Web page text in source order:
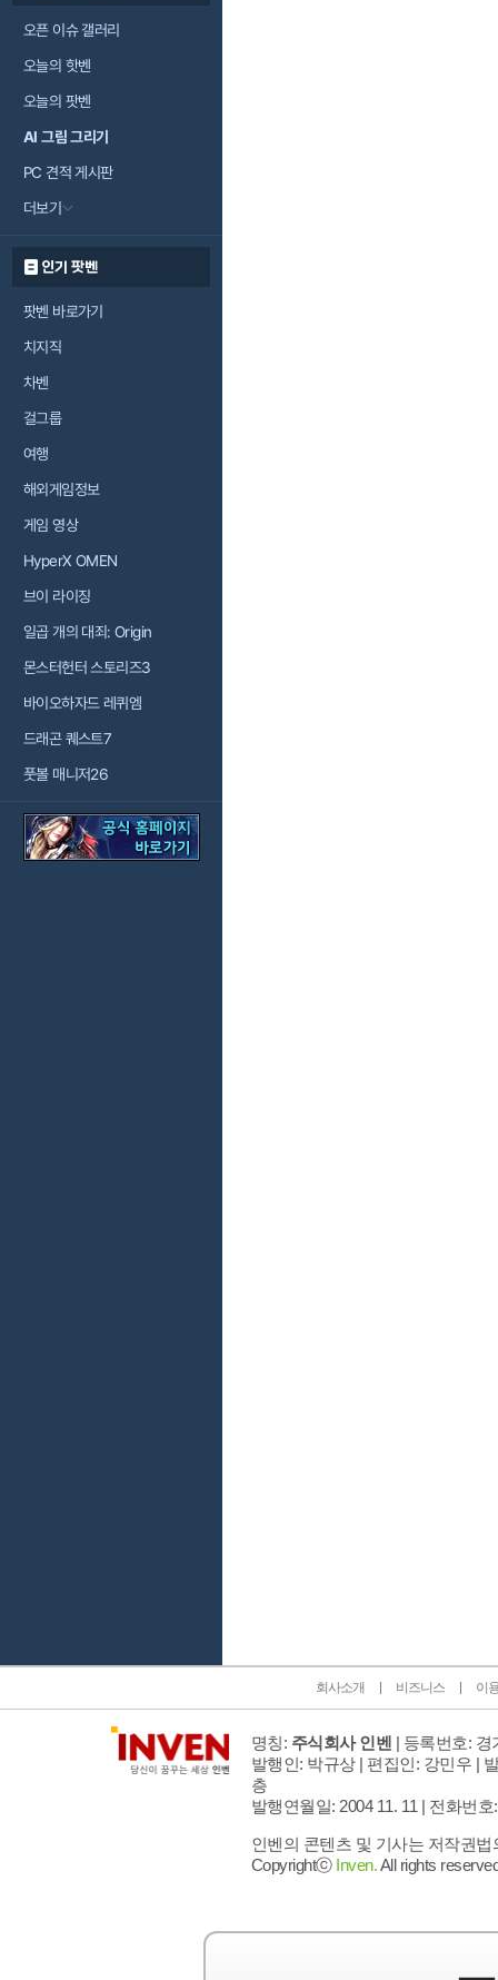
오픈 이슈 갤러리
오늘의 핫벤
오늘의 팟벤
AI 그림 그리기
PC 견적 게시판
더보기
인기 팟벤
팟벤 바로가기
치지직
차벤
걸그룹
여행
해외게임정보
게임 영상
HyperX OMEN
브이 라이징
일곱 개의 대죄: Origin
몬스터헌터 스토리즈3
바이오하자드 레퀴엠
드래곤 퀘스트7
풋볼 매니저26
회사소개 비즈니스 이
명칭: 주식회사 인벤 | 등록번호: 경
발행인: 박규상 | 편집인: 강민우 |
층
발행연월일: 2004 11. 11 | 전화번호
인벤의 콘텐츠 및 기사는 저작권
Copyrightⓒ Inven.All rights